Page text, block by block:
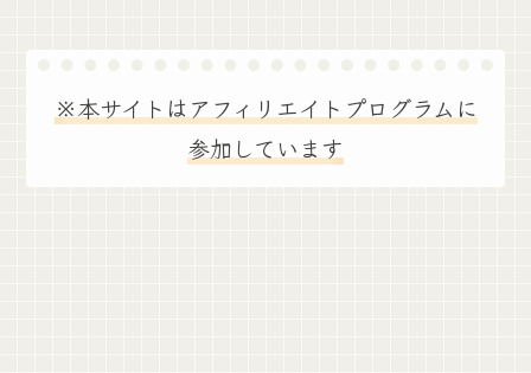
※本サイトはアフィリエイトプログラムに
参加しています